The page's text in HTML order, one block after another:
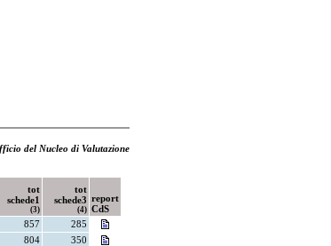
del Nucleo di Valutazione
tot
schede1
(3)
tot
schede3
(4)
report
CdS
857
285
804
350